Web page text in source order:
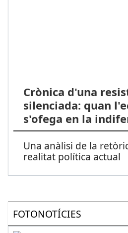
Crònica d'una
silenciada: quan
s'ofega en la
Una anàlisi de la
realitat política actual
FOTONOTÍCIES